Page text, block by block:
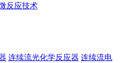
反应技术
连续流光化学反应器 连续流电